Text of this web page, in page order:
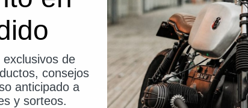
de
consejos
anticipado a
y sorteos.